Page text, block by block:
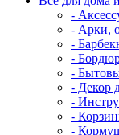
-
- Арки,
-
-
-
- Декор
-
-
-